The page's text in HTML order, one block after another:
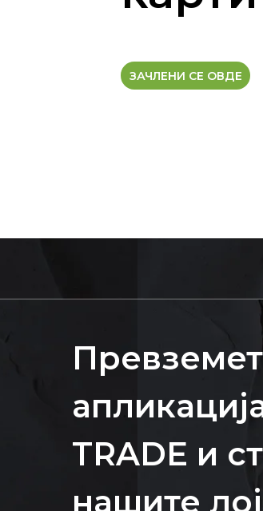
ЗАЧЛЕНИ СЕ ОВДЕ
TRADE и
нашите